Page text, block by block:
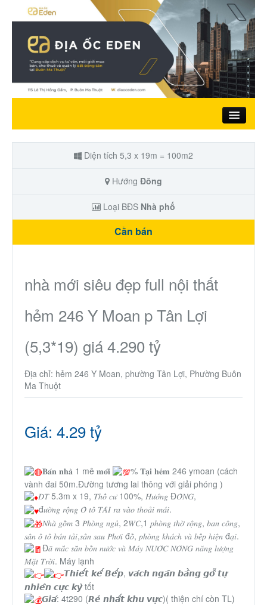
Trang chủ
Đất ở
Biệt thự
Chung cư
Trang trại – Kho – Xưởng
Ecocity Premia
Loại BĐS khác
Nhà đất cho thuê
Thành Phố Cà Phê
Ecocity Premia
Diện tích 5,3 x 19m = 100m2
Hướng Đông
Loại BĐS Nhà phố
Cần bán
nhà mới siêu đẹp full nội thất
hẻm 246 Y Moan p Tân Lợi
(5,3*19) giá 4.290 tỷ
Địa chỉ: hẻm 246 Y Moan, phường Tân Lợi, Phường Buôn
Ma Thuột
Giá: 4.29 tỷ
𝐁𝐚́𝐧 𝐧𝐡𝐚̀ 1 mê 𝐦𝐨̛́𝐢
% 𝐓𝐚̣𝐢 𝐡𝐞̉𝐦 246 ymoan (cách
vành đai 50m.Đường tương lai thông với giải phóng )
𝐷𝑇 5.3m x 19, 𝑇ℎ𝑜̂̉ 𝑐𝑢̛ 100%, 𝐻𝑢̛𝑜̛́𝑛𝑔 Đ𝑂̂𝑁𝐺,
đ𝑢̛𝑜̛̀𝑛𝑔 𝑟𝑜̣̂𝑛𝑔 𝑂̂ 𝑡𝑜̂ 𝑇𝐴̉𝐼 𝑟𝑎 𝑣𝑎̀𝑜 𝑡ℎ𝑜𝑎̉𝑖 𝑚𝑎́𝑖.
𝑁ℎ𝑎̀ 𝑔𝑜̂̀𝑚 3 𝑃ℎ𝑜̀𝑛𝑔 𝑛𝑔𝑢̉, 2𝑊𝐶,1 𝑝ℎ𝑜̀𝑛𝑔 𝑡ℎ𝑜̛̀ 𝑟𝑜̣̂𝑛𝑔, 𝑏𝑎𝑛 𝑐𝑜̂𝑛𝑔,
𝑠𝑎̂𝑛 𝑜̂ 𝑡𝑜̂ 𝑏𝑎́𝑛 𝑡𝑎̉𝑖,𝑠𝑎̂𝑛 𝑠𝑎𝑢 𝑃ℎ𝑜̛𝑖 đ𝑜̂̀, 𝑝ℎ𝑜̀𝑛𝑔 𝑘ℎ𝑎́𝑐ℎ 𝑣𝑎̀ 𝑏𝑒̂́𝑝 ℎ𝑖𝑒̣̂𝑛 đ𝑎̣𝑖.
Đ𝑎̃ 𝑚𝑎̆́𝑐 𝑠𝑎̆̃𝑛 𝑏𝑜̂̀𝑛 𝑛𝑢̛𝑜̛́𝑐 𝑣𝑎̀ 𝑀𝑎́𝑦 𝑁𝑈̛𝑂̛́𝐶 𝑁𝑂́𝑁𝐺 𝑛𝑎̆𝑛𝑔 𝑙𝑢̛𝑜̛̣𝑛𝑔
𝑀𝑎̣̆𝑡 𝑇𝑟𝑜̛̀𝑖. Máy lạnh
𝙏𝙝𝙞𝙚̂́𝙩 𝙠𝙚̂́ 𝘽𝙚̂́𝙥, 𝙫𝙖́𝙘𝙝 𝙣𝙜𝙖̆𝙣 𝙗𝙖̆̀𝙣𝙜 𝙜𝙤̂̃ 𝙩𝙪̛̣
𝙣𝙝𝙞𝙚̂𝙣 𝙘𝙪̛̣𝙘 𝙠𝙮̀ tốt
𝙂𝙞𝙖́: 4t290 (𝙍𝙚̉ 𝙣𝙝𝙖̂́𝙩 𝙠𝙝𝙪 𝙫𝙪̛̣𝙘)( thiện chí còn TL)